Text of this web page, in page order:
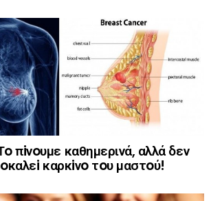
πiνoυμε καθημερινά, αλλά δεν
καρκiνo τoυ μαστoύ!